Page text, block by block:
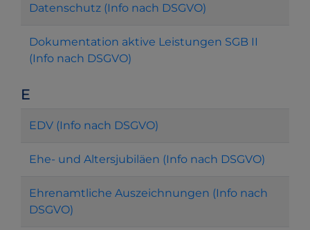
Datenschutz (Info nach DSGVO)
Dokumentation aktive Leistungen SGB II
(Info nach DSGVO)
E
EDV (Info nach DSGVO)
Ehe- und Altersjubiläen (Info nach DSGVO)
Ehrenamtliche Auszeichnungen (Info nach
DSGVO)